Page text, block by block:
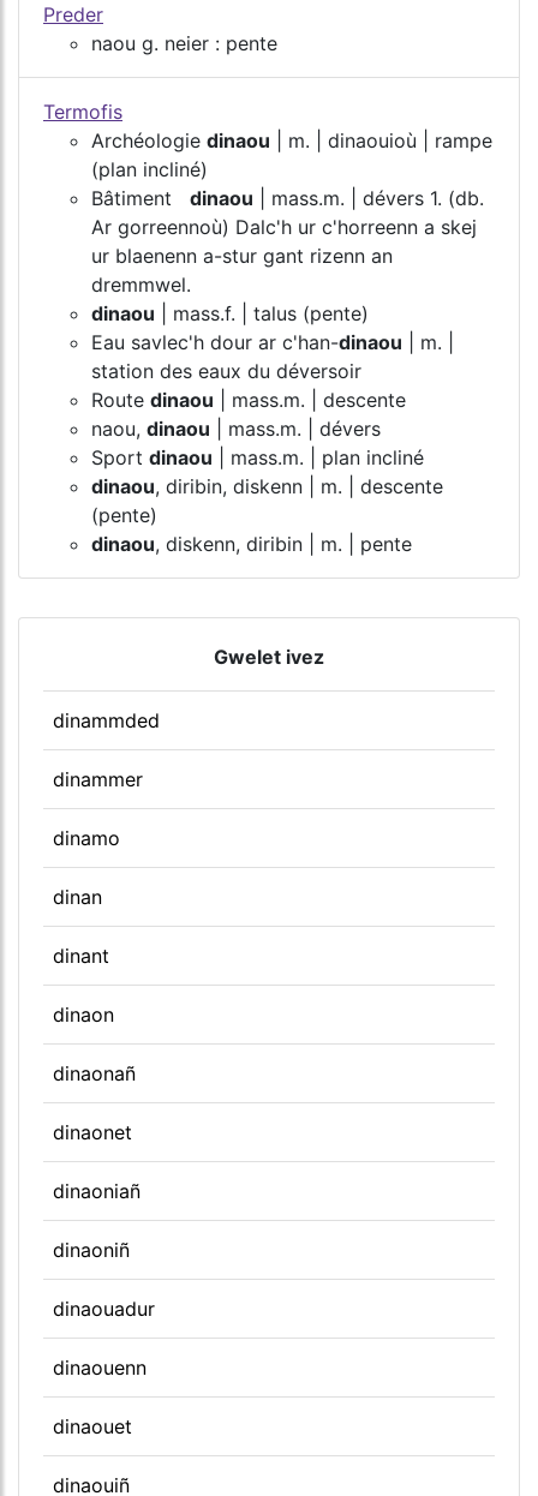
Preder
naou g. neier : pente
Termofis
Archéologie dinaou | m. | dinaouioù | rampe
(plan incliné)
Bâtiment dinaou | mass.m. | dévers 1. (db.
Ar gorreennoù) Dalc'h ur c'horreenn a skej
ur blaenenn a-stur gant rizenn an
dremmwel.
dinaou | mass.f. | talus (pente)
Eau savlec'h dour ar c'han-dinaou | m. |
station des eaux du déversoir
Route dinaou | mass.m. | descente
naou, dinaou | mass.m. | dévers
Sport dinaou | mass.m. | plan incliné
dinaou, diribin, diskenn | m. | descente
(pente)
dinaou, diskenn, diribin | m. | pente
Gwelet ivez
dinammded
dinammer
dinamo
dinan
dinant
dinaon
dinaonañ
dinaonet
dinaoniañ
dinaoniñ
dinaouadur
dinaouenn
dinaouet
dinaouiñ